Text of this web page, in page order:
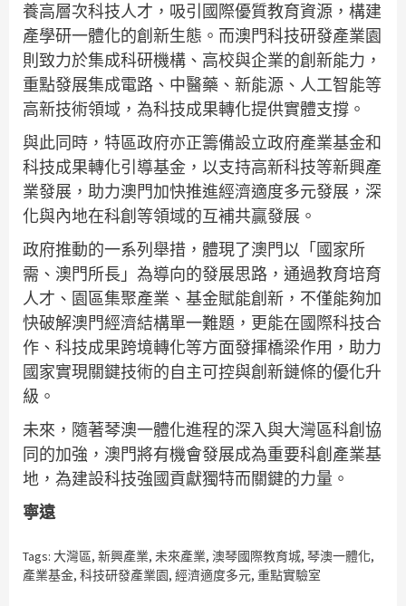
養高層次科技人才，吸引國際優質教育資源，構建
產學研一體化的創新生態。而澳門科技研發產業園
則致力於集成科研機構、高校與企業的創新能力，
重點發展集成電路、中醫藥、新能源、人工智能等
高新技術領域，為科技成果轉化提供實體支撐。
與此同時，特區政府亦正籌備設立政府產業基金和
科技成果轉化引導基金，以支持高新科技等新興產
業發展，助力澳門加快推進經濟適度多元發展，深
化與內地在科創等領域的互補共贏發展。
政府推動的一系列舉措，體現了澳門以「國家所
需、澳門所長」為導向的發展思路，通過教育培育
人才、園區集聚產業、基金賦能創新，不僅能夠加
快破解澳門經濟結構單一難題，更能在國際科技合
作、科技成果跨境轉化等方面發揮橋梁作用，助力
國家實現關鍵技術的自主可控與創新鏈條的優化升
級。
未來，隨著琴澳一體化進程的深入與大灣區科創協
同的加強，澳門將有機會發展成為重要科創產業基
地，為建設科技強國貢獻獨特而關鍵的力量。
寧遠
Tags: 大灣區, 新興產業, 未來產業, 澳琴國際教育城, 琴澳一體化,
產業基金, 科技研發產業園, 經濟適度多元, 重點實驗室